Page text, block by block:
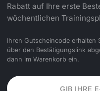
Rabatt auf Ihre erste
wöchentlichen
Ihren Gutscheincode erhalten
über den Bestätigungslink
dann im Warenkorb ein.